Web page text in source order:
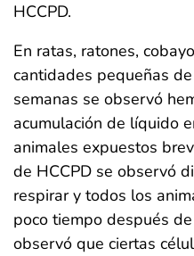
HCCPD.
En ratas, ratones,
cantidades pequeñas
semanas se observó
acumulación de líquido
animales expuestos
de HCCPD se observó
respirar y todos los
poco tiempo después
observó que ciertas